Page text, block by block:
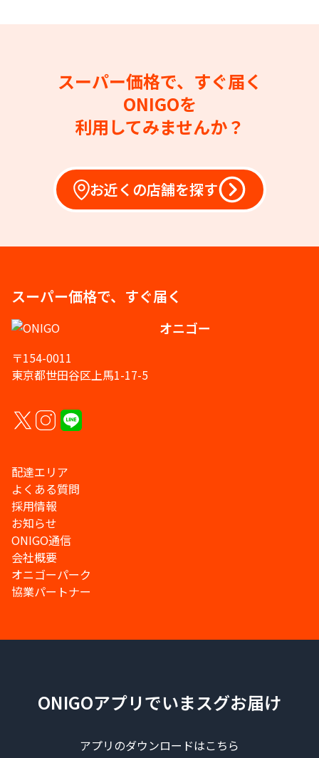
スーパー価格で、すぐ届く
ONIGOを
利用してみませんか？
お近くの店舗を探す
スーパー価格で、すぐ届く
オニゴー
〒154-0011
東京都世田谷区上馬1-17-5
配達エリア
よくある質問
採用情報
お知らせ
ONIGO通信
会社概要
オニゴーパーク
協業パートナー
ONIGOアプリでいまスグお届け
アプリのダウンロードはこちら